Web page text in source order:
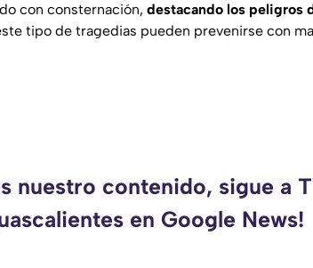
con consternación, destacando los peligros
tipo de tragedias pueden prevenirse con
nuestro contenido, sigue a
en Google News!